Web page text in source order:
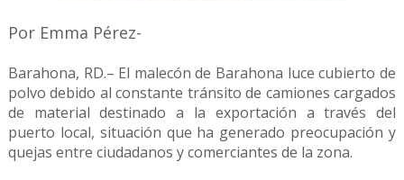
Por Emma Pérez-
Barahona, RD.– El malecón de Barahona luce cubierto de
polvo debido al constante tránsito de camiones cargados
de material destinado a la exportación a través del
puerto local, situación que ha generado preocupación y
quejas entre ciudadanos y comerciantes de la zona.